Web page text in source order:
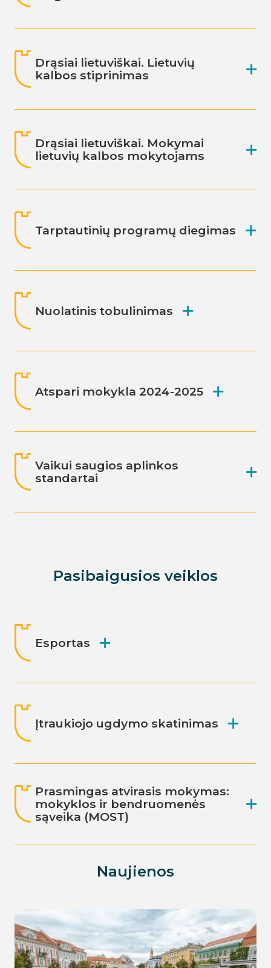
Drąsiai lietuviškai. Lietuvių
kalbos stiprinimas
Drąsiai lietuviškai. Mokymai
lietuvių kalbos mokytojams
Tarptautinių programų diegimas
Nuolatinis tobulinimas
Atspari mokykla 2024-2025
Vaikui saugios aplinkos
standartai
Pasibaigusios veiklos
Esportas
Įtraukiojo ugdymo skatinimas
Prasmingas atvirasis mokymas:
mokyklos ir bendruomenės
sąveika (MOST)
Naujienos